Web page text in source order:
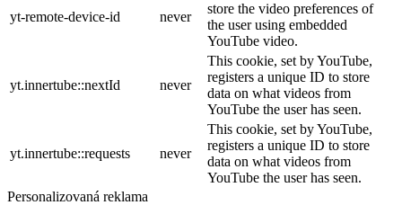
yt-remote-device-id never
store the video preferences of
the user using embedded
YouTube video.
yt.innertube::nextId never
This cookie, set by YouTube,
registers a unique ID to store
data on what videos from
YouTube the user has seen.
yt.innertube::requests never
This cookie, set by YouTube,
registers a unique ID to store
data on what videos from
YouTube the user has seen.
Personalizovaná reklama